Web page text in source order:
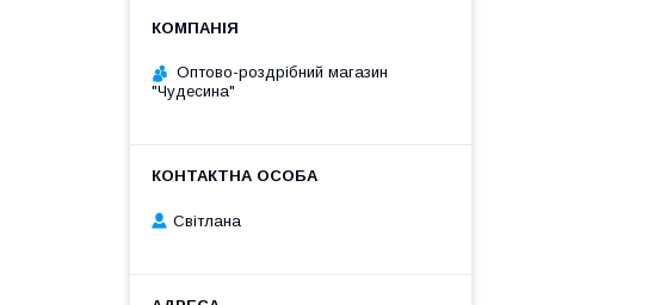
Оптово-роздрібний магазин
"Чудесина"
Світлана